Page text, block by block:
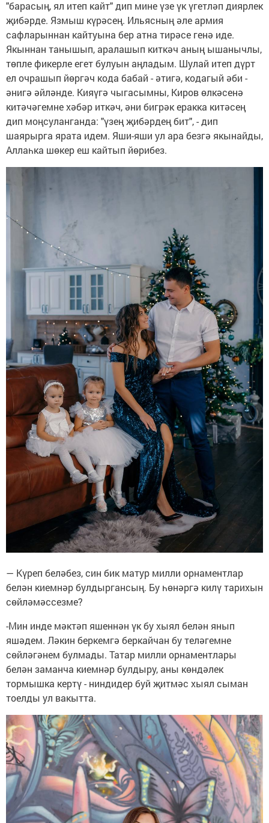
"барасың, ял итеп кайт" дип мине үзе үк үгетләп диярлек
җибәрде. Язмыш күрәсең. Ильясның әле армия
сафларыннан кайтуына бер атна тирәсе генә иде.
Якыннан танышып, аралашып киткәч аның ышанычлы,
төпле фикерле егет булуын аңладым. Шулай итеп дүрт
ел очрашып йөргәч кода бабай - әтигә, кодагый әби -
әнигә әйләнде. Кияүгә чыгасымны, Киров өлкәсенә
китәчәгемне хәбәр иткәч, әни бигрәк еракка китәсең
дип моңсуланганда: "үзең җибәрдең бит", - дип
шаярырга ярата идем. Яши-яши ул ара безгә якынайды,
Аллаһка шөкер еш кайтып йөрибез.
— Күреп беләбез, син бик матур милли орнаментлар
белән киемнәр булдыргансың. Бу һөнәргә килү тарихын
сөйләмәссезме?
-Мин инде мәктәп яшеннән үк бу хыял белән янып
яшәдем. Ләкин беркемгә беркайчан бу теләгемне
сөйләгәнем булмады. Татар милли орнаментлары
белән заманча киемнәр булдыру, аны көндәлек
тормышка кертү - ниндидер буй җитмәс хыял сыман
тоелды ул вакытта.